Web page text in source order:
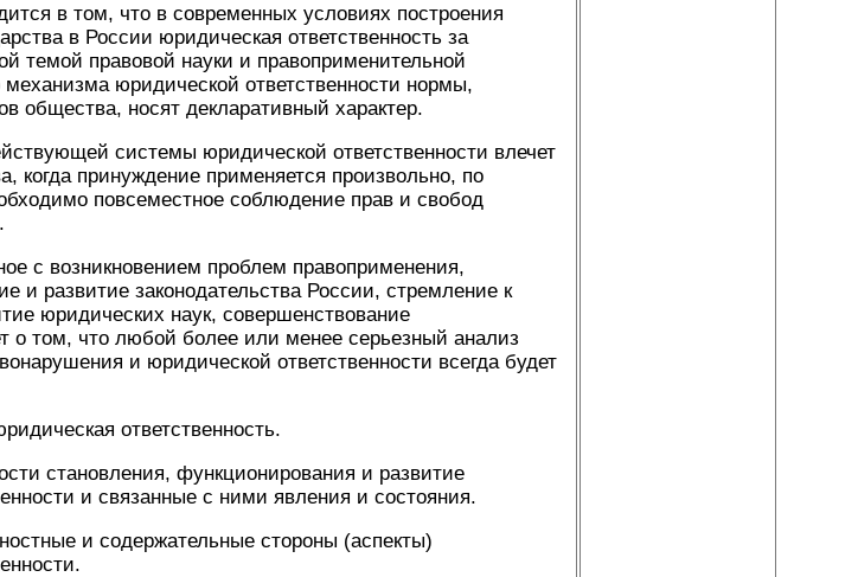
в том, что в современных условиях построения
в России юридическая ответственность за
темой правовой науки и правоприменительной
юридической ответственности нормы,
общества, носят декларативный характер.
системы юридической ответственности влечет
когда принуждение применяется произвольно, по
повсеместное соблюдение прав и свобод
с возникновением проблем правоприменения,
и развитие законодательства России, стремление к
юридических наук, совершенствование
о том, что любой более или менее серьезный анализ
и юридической ответственности всегда будет
ответственность.
становления, функционирования и развитие
и связанные с ними явления и состояния.
и содержательные стороны (аспекты)